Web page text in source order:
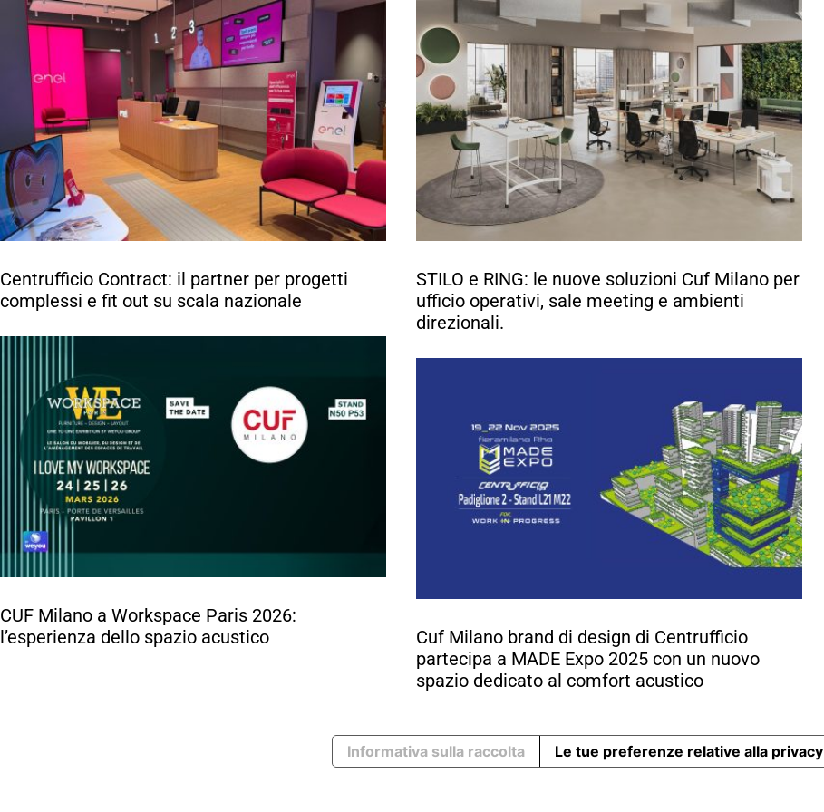
Centrufficio Contract: il partner per progetti
complessi e fit out su scala nazionale
CUF Milano a Workspace Paris 2026:
l’esperienza dello spazio acustico
STILO e RING: le nuove soluzioni Cuf Milano per
ufficio operativi, sale meeting e ambienti
direzionali.
Cuf Milano brand di design di Centrufficio
partecipa a MADE Expo 2025 con un nuovo
spazio dedicato al comfort acustico
Informativa sulla raccolta Le tue preferenze relative alla privacy